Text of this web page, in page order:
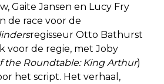
Gaite Jansen en Lucy Fry
de race voor de
regisseur Otto Bathurst
voor de regie, met Joby
the Roundtable: King Arthur)
het script. Het verhaal,